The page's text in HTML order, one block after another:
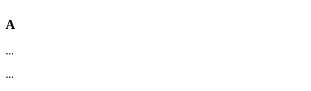
А
...
...